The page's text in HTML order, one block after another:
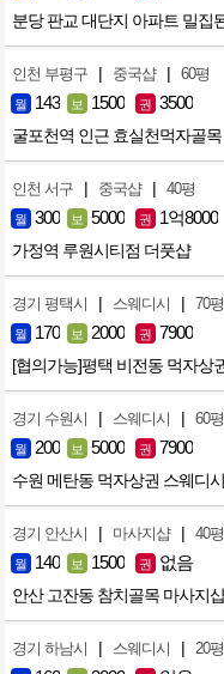
분당 판교 대단지 아파트 밀집
인천 부평구 | 중국샵 | 60평
월 143 보 1500 권 3500
굴포천역 인근 효실천먹자골
인천 서구 | 중국샵 | 40평
월 300 보 5000 권 1억8000
가정역 루원시티점 더풋샵
경기 평택시 | 스웨디시 | 70평
월 170 보 2000 권 7900
[협의가능]평택 비전동 먹자상
경기 수원시 | 스웨디시 | 60평
월 200 보 5000 권 7900
수원 메탄동 먹자상권 스웨디
경기 안산시 | 마사지샵 | 40평
월 140 보 1500 권 없음
안산 고잔동 참치골목 마사지
경기 하남시 | 스웨디시 | 20평